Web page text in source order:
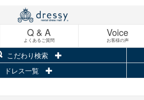
Q & A
よくあるご質問
Voice
お客様の声
こだわり検索
ドレス一覧